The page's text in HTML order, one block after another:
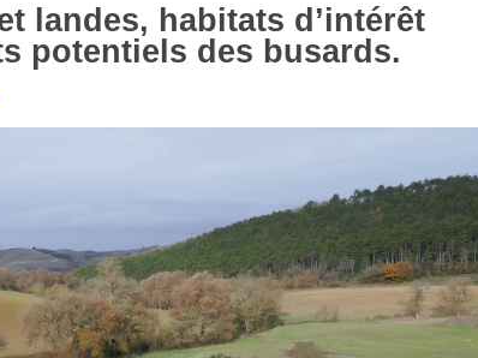
landes, habitats d’intérêt
potentiels des busards.